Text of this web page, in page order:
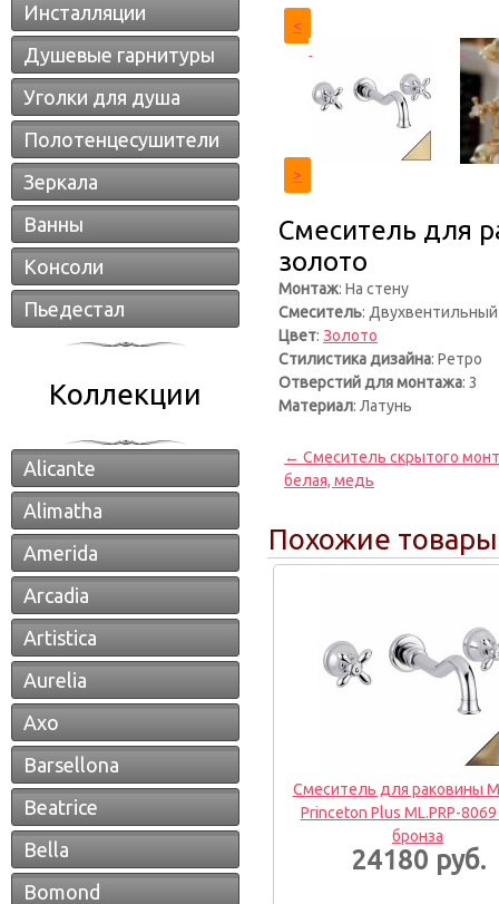
Инсталляции
Душевые гарнитуры
Уголки для душа
Полотенцесушители
Зеркала
Ванны
Консоли
Пьедестал
Коллекции
Alicante
Alimatha
Amerida
Arcadia
Artistica
Aurelia
Axo
Barsellona
Beatrice
Bella
Bomond
<
>
Смеситель для
золото
Монтаж: На стену
Смеситель: Двухвентильный
Цвет: Золото
Стилистика дизайна: Ретро
Отверстий для монтажа: 3
Материал: Латунь
← Смеситель скрытого
белая, медь
Похожие товары
Смеситель для раковины
Princeton Plus ML.PRP-
бронза
24180 руб.